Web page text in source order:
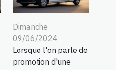
Dimanche
09/06/2024
Lorsque l'on parle de
promotion d'une